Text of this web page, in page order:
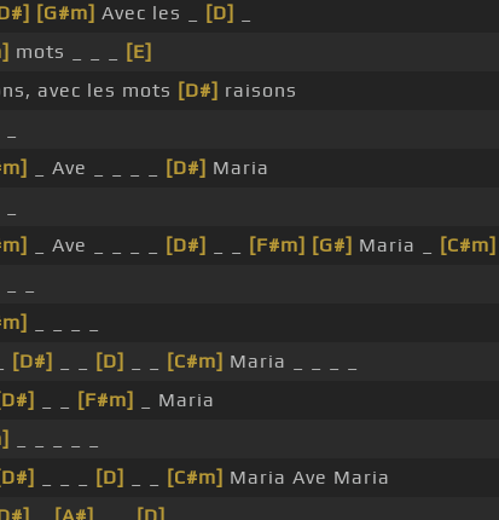
[G#m] Avec les _ [D]
mots _ _ _
[E]
avec les mots [D#] raisons
_ Ave _ _ _ _ [D#] Maria
_ Ave _ _ _ _ [D#] [F#m] [G#] Maria _ [C#m]
[D#] [D] [C#m] Maria _ _ _ _
[F#m]
_ Maria
[D] [C#m] Maria Ave Maria